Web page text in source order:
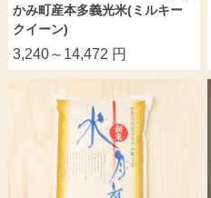
かみ町産本多義光米(ミルキー
クイーン)
3,240～14,472 円